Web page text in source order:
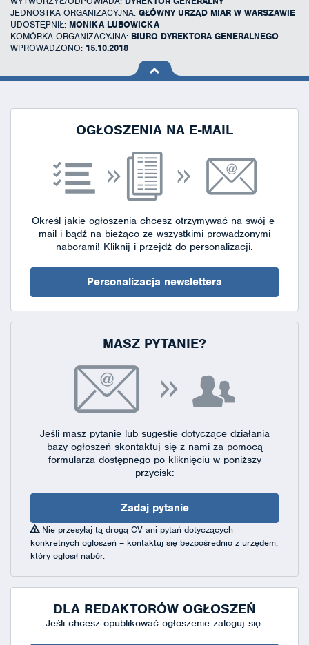
JEDNOSTKA ORGANIZACYJNA: GŁÓWNY URZĄD MIAR W WARSZAWIE
UDOSTĘPNIŁ: MONIKA LUBOWICKA
KOMÓRKA ORGANIZACYJNA: BIURO DYREKTORA GENERALNEGO
WPROWADZONO: 15.10.2018
na górę
OGŁOSZENIA NA E-MAIL
Określ jakie ogłoszenia chcesz otrzymywać na swój e-
mail i bądź na bieżąco ze wszystkimi prowadzonymi
naborami! Kliknij i przejdź do personalizacji.
Personalizacja newslettera
MASZ PYTANIE?
Jeśli masz pytanie lub sugestie dotyczące działania
bazy ogłoszeń skontaktuj się z nami za pomocą
formularza dostępnegopo kliknięciu w poniższy
przycisk:
Zadaj pytanie
Nie przesyłaj tą drogą CV ani pytań dotyczących
konkretnych ogłoszeń – kontaktuj się bezpośrednio z urzędem,
który ogłosił nabór.
DLA REDAKTORÓW OGŁOSZEŃ
Jeśli chcesz opublikować ogłoszenie zaloguj się: